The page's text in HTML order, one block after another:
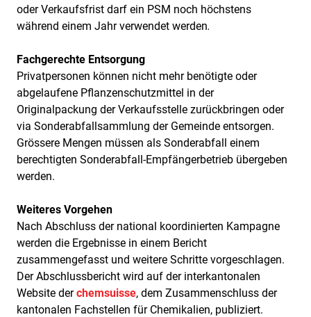
oder Verkaufsfrist darf ein PSM noch höchstens
während einem Jahr verwendet werden.
Fachgerechte Entsorgung
Privatpersonen können nicht mehr benötigte oder
abgelaufene Pflanzenschutzmittel in der
Originalpackung der Verkaufsstelle zurückbringen oder
via Sonderabfallsammlung der Gemeinde entsorgen.
Grössere Mengen müssen als Sonderabfall einem
berechtigten Sonderabfall-Empfängerbetrieb übergeben
werden.
Weiteres Vorgehen
Nach Abschluss der national koordinierten Kampagne
werden die Ergebnisse in einem Bericht
zusammengefasst und weitere Schritte vorgeschlagen.
Der Abschlussbericht wird auf der interkantonalen
Website derchemsuisse, dem Zusammenschluss der
kantonalen Fachstellen für Chemikalien, publiziert.